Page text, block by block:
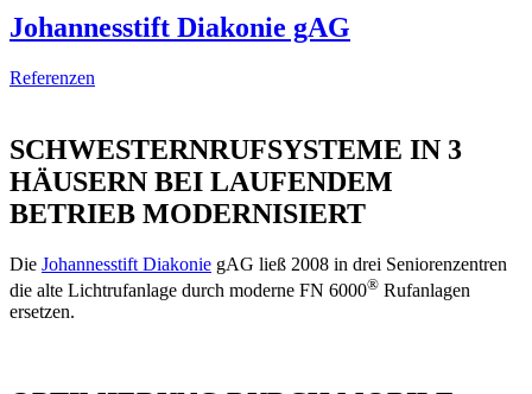
Johannesstift Diakonie gAG
Referenzen
SCHWESTERNRUFSYSTEME IN 3
HÄUSERN BEI LAUFENDEM
BETRIEB MODERNISIERT
Die Johannesstift Diakonie gAG ließ 2008 in drei Seniorenzentren
die alte Lichtrufanlage durch moderne FN 6000® Rufanlagen
ersetzen.